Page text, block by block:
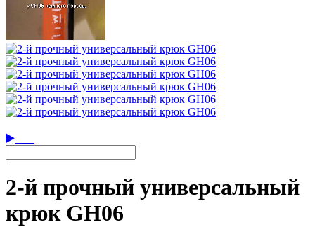
2-й прочный универсальный
крюк GH06